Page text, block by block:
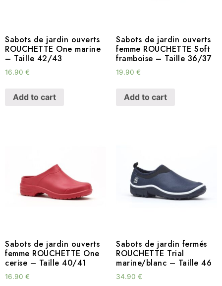
Sabots de jardin ouverts
ROUCHETTE One marine
– Taille 42/43
16.90 €
Add to cart
Sabots de jardin ouverts
femme ROUCHETTE Soft
framboise – Taille 36/37
19.90 €
Add to cart
Sabots de jardin ouverts
femme ROUCHETTE One
cerise – Taille 40/41
16.90 €
Sabots de jardin fermés
ROUCHETTE Trial
marine/blanc – Taille 46
34.90 €